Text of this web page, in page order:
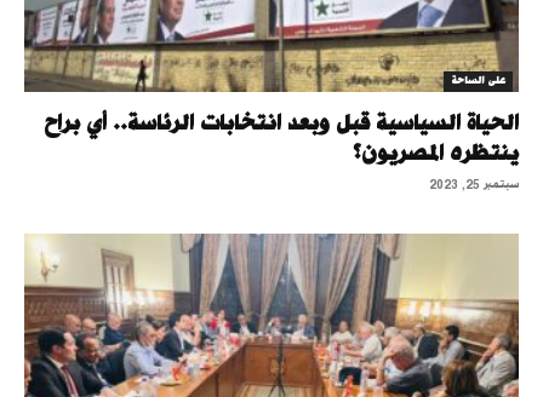
على الساحة
الحياة السياسية قبل وبعد انتخابات الرئاسة.. أي براح
ينتظره المصريون؟
سبتمبر 25, 2023